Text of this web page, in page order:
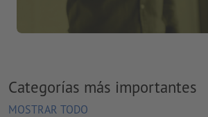
Categorías más importantes
MOSTRAR TODO